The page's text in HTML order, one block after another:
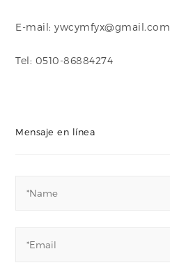
E-mail: ywcymfyx@gmail.com
Tel: 0510-86884274
Mensaje en línea